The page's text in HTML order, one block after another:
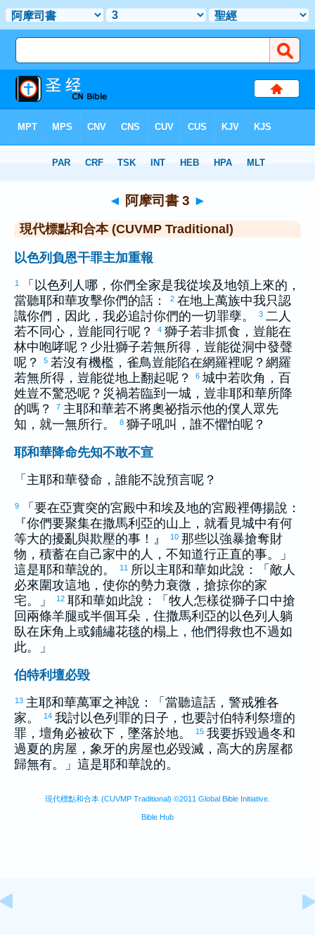
> 阿摩司書 3
◄ 阿摩司書 3 ►
現代標點和合本 (CUVMP Traditional)
以色列負恩干罪主加重報
1 「 以色列 人哪，你們全家是我從埃及地領上來的，
當聽耶和華攻擊你們的話：
2 在地上萬族中我只認
識你們，因此，我必追討你們的一切罪孽。
3 二人
若不同心，豈能同行呢？
4 獅子若非抓食，豈能在
林中咆哮呢？少壯獅子若無所得，豈能從洞中發聲
呢？
5 若沒有機檻，雀鳥豈能陷在網羅裡呢？網羅
若無所得，豈能從地上翻起呢？
6 城中若吹角，百
姓豈不驚恐呢？災禍若臨到一城，豈非耶和華所降
的嗎？
7 主耶和華若不將奧祕指示他的僕人眾先
知，就一無所行。
8 獅子吼叫，誰不懼怕呢？
耶和華降命先知不敢不宣
「主耶和華發命，誰能不說預言呢？
9 「要在亞實突的宮殿中和埃及地的宮殿裡傳揚說：
『你們要聚集在撒馬利亞的山上，就看見城中有何
等大的擾亂與欺壓的事！』
10 那些以強暴搶奪財
物，積蓄在自己家中的人，不知道行正直的事。」
這是耶和華說的。
11
所以主耶和華如此說：「敵人
必來圍攻這地，使你的勢力衰微，搶掠你的家
宅。」
12 耶和華如此說：「牧人怎樣從獅子口中搶
回兩條羊腿或半個耳朵，住撒馬利亞的 以色列 人躺
臥在床角上或鋪繡花毯的榻上，他們得救也不過如
此。」
伯特利壇必毀
13 主耶和華萬軍之神說：「當聽這話，警戒雅各
家。
14 我討以色列 罪的日子，也要討伯特利 祭壇的
罪，壇角必被砍下，墜落於地。
15 我要拆毀過冬和
過夏的房屋，象牙的房屋也必毀滅，高大的房屋都
歸無有。」這是耶和華說的。
現代標點和合本 (CUVMP Traditional) ©2011 Global Bible Initiative.
Bible Hub